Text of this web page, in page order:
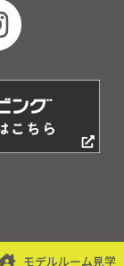
モデルルーム見学